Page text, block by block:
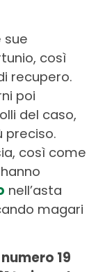
sue
così
recupero.
poi
del caso,
preciso.
così come
nell’asta
magari
19